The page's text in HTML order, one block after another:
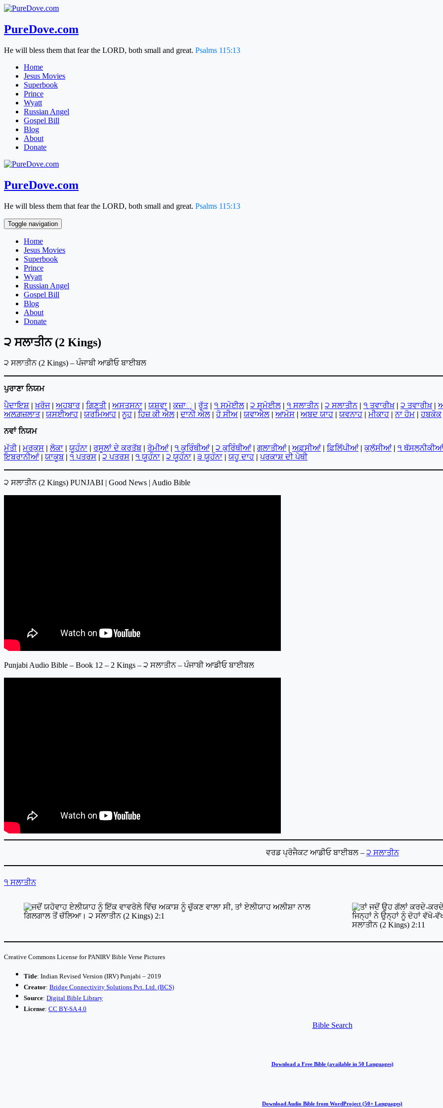
Skip
content
PureDove.com
He will bless them that fear the LORD, both small and great. Psalms 115:13
Home
Jesus Movies
Superbook
Prince
Wyatt
Russian Angel
Gospel Bill
Blog
About
Donate
PureDove.com
He will bless them that fear the LORD, both small and great. Psalms 115:13
Toggle navigation
Home
Jesus Movies
Superbook
Prince
Wyatt
Russian Angel
Gospel Bill
Blog
About
Donate
੨ ਸਲਾਤੀਨ (2 Kings)
੨ ਸਲਾਤੀਨ (2 Kings) – ਪੰਜਾਬੀ ਆਡੀਓ ਬਾਈਬਲ
ਪੁਰਾਣਾ ਨਿਯਮ
ਪੈਦਾਇਸ਼ | ਖ਼ਰੋਜ | ਅਹਬਾਰ | ਗਿਣਤੀ | ਅਸਤਸਨਾ | ਯਸ਼ਵਾ | ਕਜ਼ਾૃ | ਰੁੱਤ | ੧ ਸਮੋਈਲ | ੨ ਸਮੋਈਲ | ੧ ਸਲਾਤੀਨ | ੨ ਸਲਾਤੀਨ | ੧ ਤਵਾਰੀਖ਼ | ੨ ਤਵਾਰੀਖ਼ |
ਅਲਗ਼ਜ਼ਲਾਤ | ਯਸਈਆਹ | ਯਰਮਿਆਹ | ਨੂਹ | ਹਿਜ਼ ਕੀ ਐਲ | ਦਾਨੀ ਐਲ | ਹੋ ਸੀਅ | ਯਵਾਐਲ | ਆਮੋਸ | ਅਬਦ ਯਾਹ | ਯਵਨਾਹ | ਮੀਕਾਹ | ਨਾ ਹੋਮ | ਹਬਕੋਕ
ਨਵਾਂ ਨਿਯਮ
ਮੱਤੀ | ਮਰਕੁਸ | ਲੋਕਾ | ਯੂਹੰਨਾ | ਰਸੂਲਾਂ ਦੇ ਕਰਤੱਬ | ਰੋਮੀਆਂ | ੧ ਕੁਰਿੰਥੀਆਂ | ੨ ਕੁਰਿੰਥੀਆਂ | ਗਲਾਤੀਆਂ | ਅਫ਼ਸੀਆਂ | ਫ਼ਿਲਿੱਪੀਆਂ | ਕੁਲੁੱਸੀਆਂ | ੧ ਥੱਸਲੁਨੀਕੀਆਂ
ਇਬਰਾਨੀਆਂ | ਯਾਕੂਬ | ੧ ਪਤਰਸ | ੨ ਪਤਰਸ | ੧ ਯੂਹੰਨਾ | ੨ ਯੂਹੰਨਾ | ੩ ਯੂਹੰਨਾ | ਯਹੂ ਦਾਹ | ਪਰਕਾਸ਼ ਦੀ ਪੋਥੀ
੨ ਸਲਾਤੀਨ (2 Kings) PUNJABI | Good News | Audio Bible
Punjabi Audio Bible – Book 12 – 2 Kings – ੨ ਸਲਾਤੀਨ – ਪੰਜਾਬੀ ਆਡੀਓ ਬਾਈਬਲ
ਵਰਡ ਪ੍ਰੋਜੈਕਟ ਆਡੀਓ ਬਾਈਬਲ – ੨ ਸਲਾਤੀਨ
੧ ਸਲਾਤੀਨ
Creative Commons License for PANIRV Bible Verse Pictures
Title: Indian Revised Version (IRV) Punjabi – 2019
Creator: Bridge Connectivity Solutions Pvt. Ltd. (BCS)
Source: Digital Bible Library
License: CC BY-SA 4.0
Bible Search
Download a Free Bible (available in 50 Languages)
Download Audio Bible from WordProject (50+ Languages)